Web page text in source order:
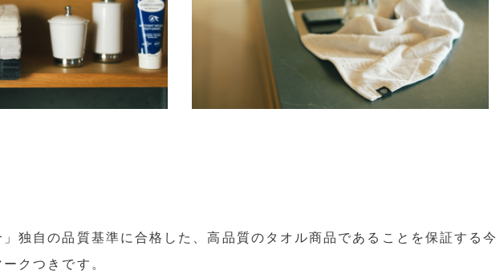
独自の品質基準に合格した、高品質のタオル商品であることを保証する今
クつきです。